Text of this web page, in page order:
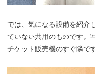
では、気になる設備を紹介
ていない共用のものです。
チケット販売機のすぐ隣です